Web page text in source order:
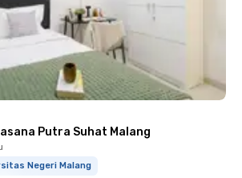
Putra Suhat Malang
Negeri Malang